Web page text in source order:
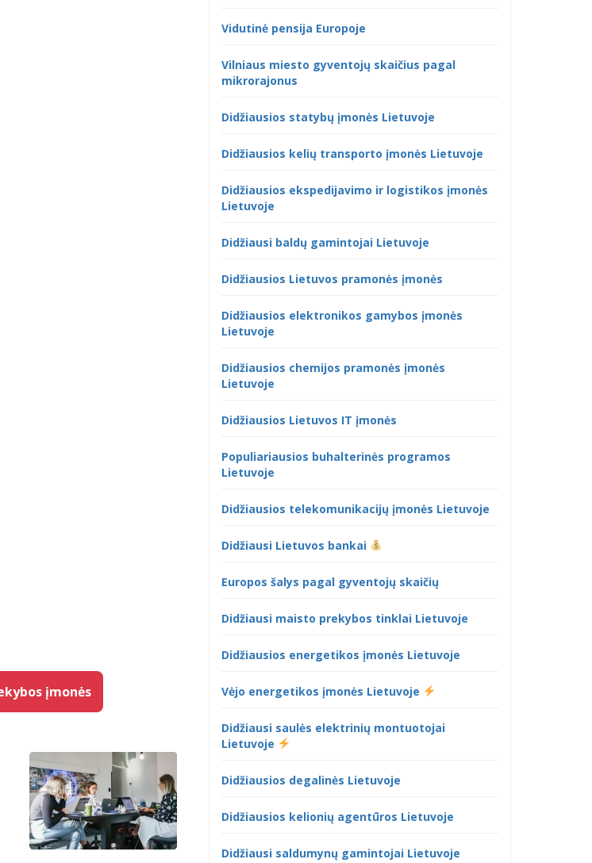
įmonės
Vidutinė pensija Europoje
Vilniaus miesto gyventojų skaičius pagal
mikrorajonus
Didžiausios statybų įmonės Lietuvoje
Didžiausios kelių transporto įmonės Lietuvoje
Didžiausios ekspedijavimo ir logistikos įmonės
Lietuvoje
Didžiausi baldų gamintojai Lietuvoje
Didžiausios Lietuvos pramonės įmonės
Didžiausios elektronikos gamybos įmonės
Lietuvoje
Didžiausios chemijos pramonės įmonės
Lietuvoje
Didžiausios Lietuvos IT įmonės
Populiariausios buhalterinės programos
Lietuvoje
Didžiausios telekomunikacijų įmonės Lietuvoje
Didžiausi Lietuvos bankai
Europos šalys pagal gyventojų skaičių
Didžiausi maisto prekybos tinklai Lietuvoje
Didžiausios energetikos įmonės Lietuvoje
Vėjo energetikos įmonės Lietuvoje
Didžiausi saulės elektrinių montuotojai
Lietuvoje
Didžiausios degalinės Lietuvoje
Didžiausios kelionių agentūros Lietuvoje
Didžiausi saldumynų gamintojai Lietuvoje